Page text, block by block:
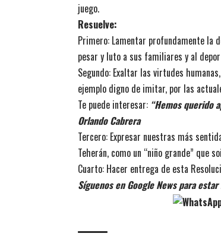
juego.
Resuelve:
Primero: Lamentar profundamente la
pesar y luto a sus familiares y al
Segundo: Exaltar las virtudes
ejemplo digno de imitar, por las
Te puede interesar: “Hemos querido
Orlando Cabrera
Tercero: Expresar nuestras más
Teherán, como un “niño grande” que
Cuarto: Hacer entrega de esta
Síguenos en Google News para